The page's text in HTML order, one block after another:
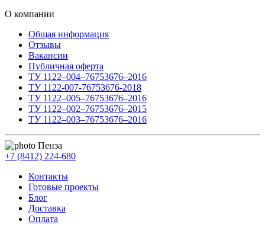
О компании
Общая информация
Отзывы
Вакансии
Публичная оферта
ТУ 1122–004–76753676–2016
ТУ 1122-007-76753676-2018
ТУ 1122–005–76753676–2016
ТУ 1122–002–76753676–2015
ТУ 1122–003–76753676–2016
Пенза
+7 (8412) 224-680
Контакты
Готовые проекты
Блог
Доставка
Оплата